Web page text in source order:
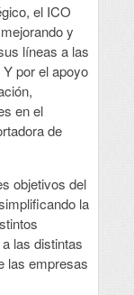
el ICO
y
líneas a las
por el apoyo
en el
de
objetivos del
la
las distintas
las empresas